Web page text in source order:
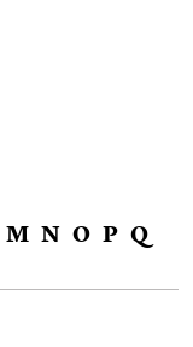
M N O P Q